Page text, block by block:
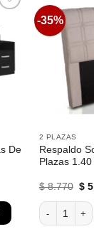
De
Luz Sommier
-35%
2 PLAZAS
Respaldo
Plazas
$8.770 El
era:
$
$
Respaldo